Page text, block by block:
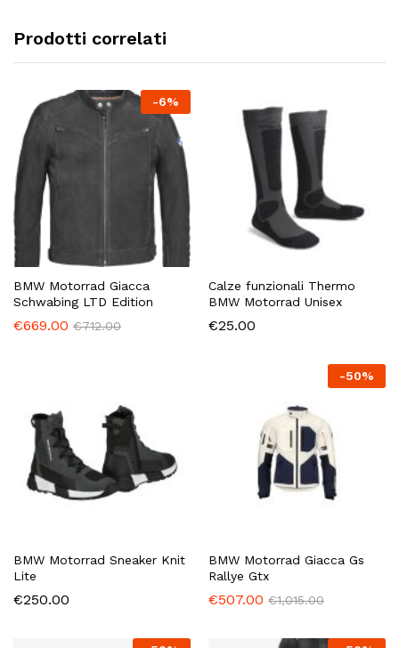
Prodotti correlati
-6%
BMW Motorrad Giacca
Schwabing LTD Edition
€669.00 €712.00
Calze funzionali Thermo
BMW Motorrad Unisex
€25.00
BMW Motorrad Sneaker Knit
Lite
€250.00
-50%
BMW Motorrad Giacca Gs
Rallye Gtx
€507.00 €1,015.00